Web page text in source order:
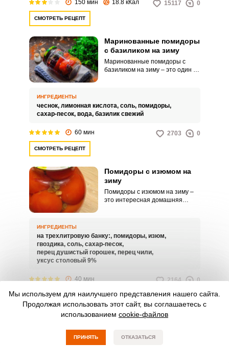
растительным маслом.
150 мин 18.8 кКал 15117 0
СМОТРЕТЬ РЕЦЕПТ
Маринованные помидоры
с базиликом на зиму
Маринованные помидоры с
базиликом на зиму – это один из
ароматными.
ИНГРЕДИЕНТЫ
чеснок, лимонная кислота, соль, помидоры,
сахар-песок, вода, базилик свежий
60 мин 2703 0
СМОТРЕТЬ РЕЦЕПТ
Помидоры с изюмом на
зиму
Помидоры с изюмом на зиму –
это интересная домашняя
угощение можно подавать в
качестве самостоятельной
закуски или как дополнение к
аппетитным горячим блюдам.
ИНГРЕДИЕНТЫ
на трехлитровую банку:, помидоры, изюм,
гвоздика, соль, сахар-песок,
перец душистый горошек, перец чили,
уксус столовый 9%
40 мин 2164 0
СМОТРЕТЬ РЕЦЕПТ
Помидоры с медом на
Помидоры с медом на зиму –
это оригинальная домашняя
Мы используем для наилучшего представления нашего сайта.
Продолжая использовать этот сайт, вы соглашаетесь с
использованием cookie-файлов
ПРИНЯТЬ ОТКАЗАТЬСЯ